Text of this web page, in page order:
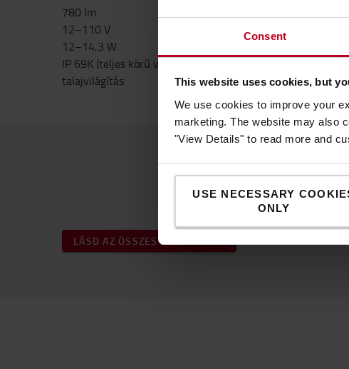
Consent
This website uses cookies, but
We use cookies to improve your
marketing. The website may also
"View Details" to read more and
USE NECESSARY
ONLY
780 lm
12–110 V
12–14,3 W
IP 69K (teljes körű védelem a por és a víz ellen)
talajvilágítás
LÁSD AZ ÖSSZES TARTOZÉKOT